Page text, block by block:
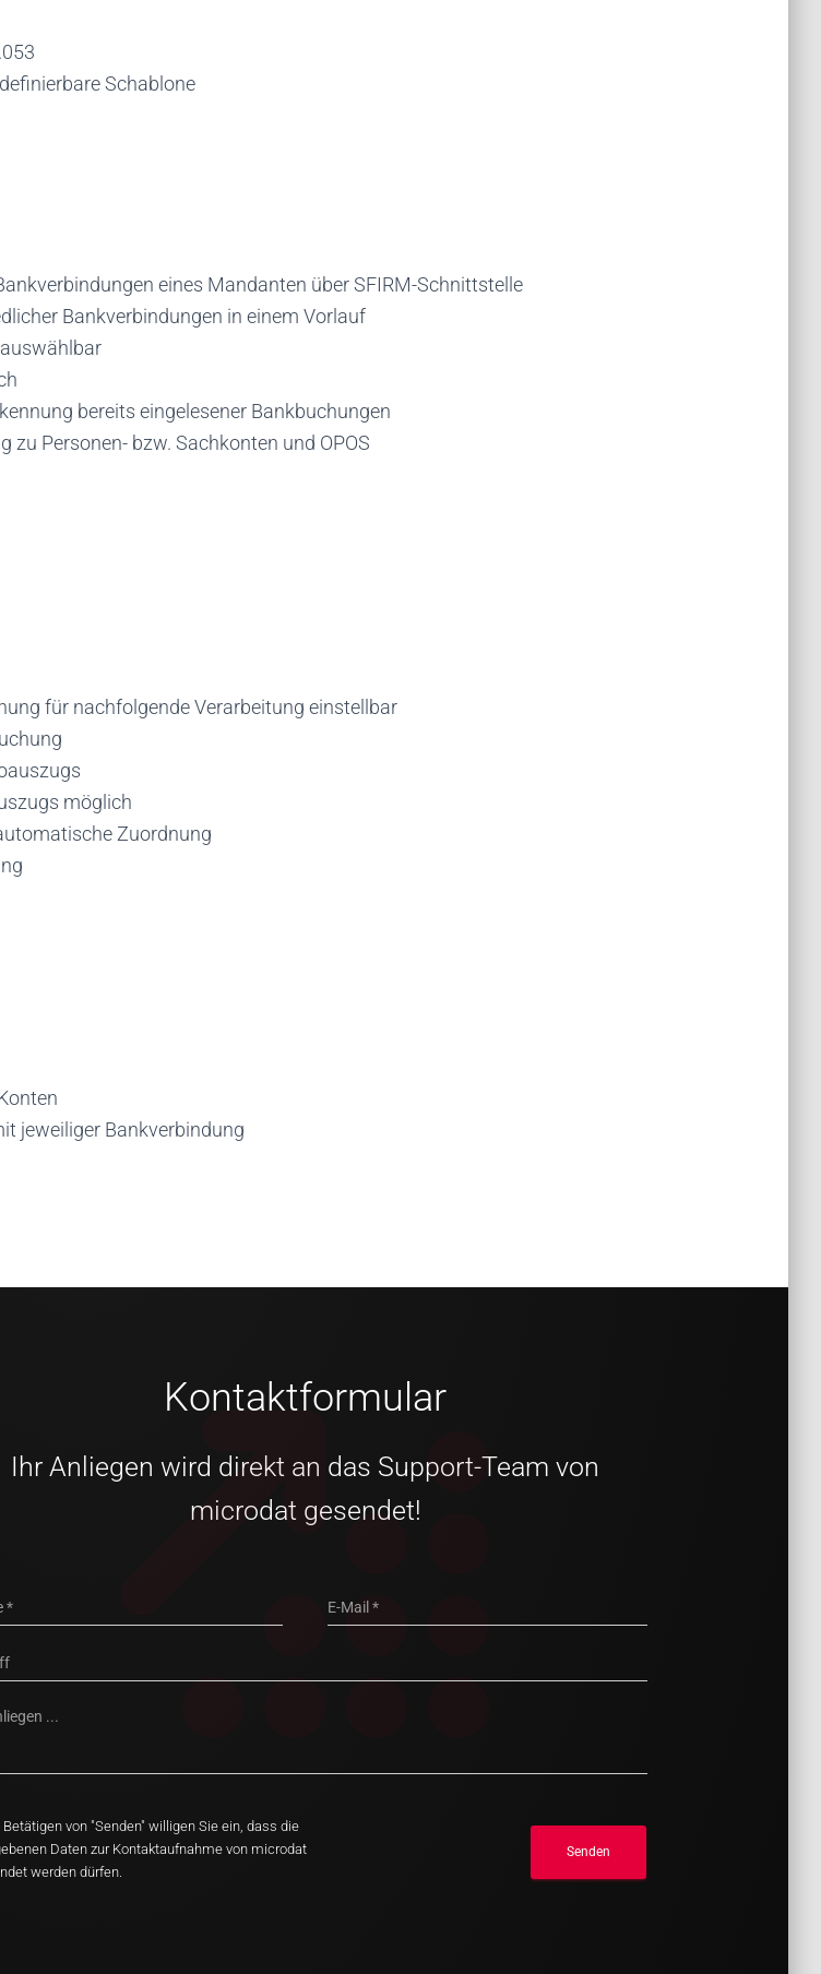
Schablone
eines Mandanten über SFIRM-Schnittstelle
Bankverbindungen in einem Vorlauf
bereits eingelesener Bankbuchungen
zu Personen- bzw. Sachkonten und OPOS
für nachfolgende Verarbeitung einstellbar
möglich
Zuordnung
jeweiliger Bankverbindung
Kontaktformular
Ihr Anliegen wird direkt an das Support-Team von
microdat gesendet!
Betätigen von Senden willigen Sie ein, dass die
Daten zur Kontaktaufnahme von microdat
werden dürfen.